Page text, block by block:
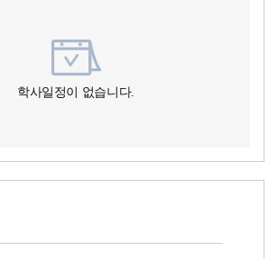
학사일정이 없습니다.